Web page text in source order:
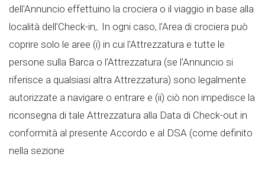
dell'Annuncio effettuino la crociera o il viaggio in base alla
località dell'Check-in,. In ogni caso, l'Area di crociera può
coprire solo le aree (i) in cui l'Attrezzatura e tutte le
persone sulla Barca o l'Attrezzatura (se l'Annuncio si
riferisce a qualsiasi altra Attrezzatura) sono legalmente
autorizzate a navigare o entrare e (ii) ciò non impedisce la
riconsegna di tale Attrezzatura alla Data di Check-out in
conformità al presente Accordo e al DSA (come definito
nella sezione